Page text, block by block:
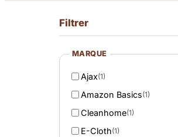
Filtrer
MARQUE
Ajax(1)
Amazon Basics(1)
Cleanhome(1)
E-Cloth(1)